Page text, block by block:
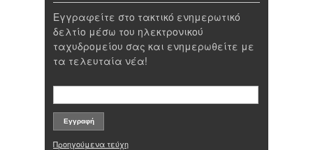
Εγγραφείτε στο τακτικό ενημερωτικό
δελτίο μέσω του ηλεκτρονικού
ταχυδρομείου σας και ενημερωθείτε με
τα τελευταία νέα!
Προηγούμενα τεύχη